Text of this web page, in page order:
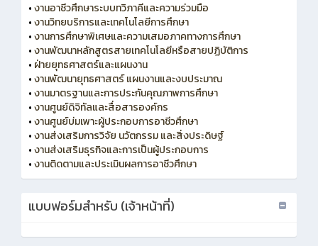
•งานอาชีวศึกษาระบบทวิภาคีและความร่วมมือ
•งานวิทยบริการและเทคโนโลยีการศึกษา
•งานการศึกษาพิเศษและความเสมอภาคทางการศึกษา
•งานพัฒนาหลักสูตรสายเทคโนโลยีหรือสายปฏิบัติการ
• ฝ่ายยุทธศาสตร์และแผนงาน
•งานพัฒนายุทธศาสตร์ แผนงานและงบประมาณ
•งานมาตรฐานและการประกันคุณภาพการศึกษา
•งานศูนย์ดิจิทัลและสื่อสารองค์กร
•งานศูนย์บ่มเพาะผู้ประกอบการอาชีวศึกษา
•งานส่งเสริมการวิจัย นวัตกรรม และสิ่งประดิษฐ์
•งานส่งเสริมธุรกิจและการเป็นผู้ประกอบการ
•งานติดตามและประเมินผลการอาชีวศึกษา
แบบฟอร์มสำหรับ (เจ้าหน้าที่)